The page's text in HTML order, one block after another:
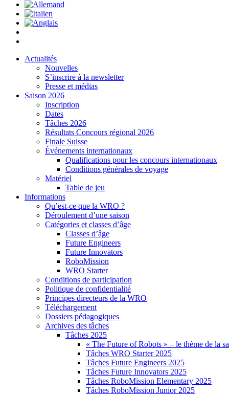
Actualités
Nouvelles
S’inscrire à la newsletter
Presse et médias
Saison 2026
Inscription
Dates
Tâches 2026
Résultats Concours régional 2026
Finale Suisse
Événements internationaux
Qualifications pour les concours internationaux
Conditions générales de voyage
Matériel
Table de jeu
Informations
Qu’est-ce que la WRO ?
Déroulement d’une saison
Catégories et classes d’âge
Classes d’âge
Future Engineers
Future Innovators
RoboMission
WRO Starter
Conditions de participation
Politique de confidentialité
Principes directeurs de la WRO
Téléchargement
Dossiers pédagogiques
Archives des tâches
Tâches 2025
« The Future of Robots » – le thème de la
Tâches WRO Starter 2025
Tâches Future Engineers 2025
Tâches Future Innovators 2025
Tâches RoboMission Elementary 2025
Tâches RoboMission Junior 2025